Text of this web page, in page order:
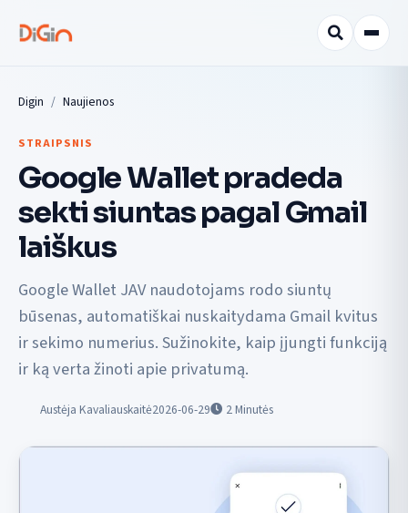
Digin Naujienos
STRAIPSNIS
Google Wallet pradeda
sekti siuntas pagal Gmail
laiškus
Google Wallet JAV naudotojams rodo siuntų
būsenas, automatiškai nuskaitydama Gmail kvitus
ir sekimo numerius. Sužinokite, kaip įjungti funkciją
ir ką verta žinoti apie privatumą.
Austėja Kavaliauskaitė2026-06-29 2Minutės